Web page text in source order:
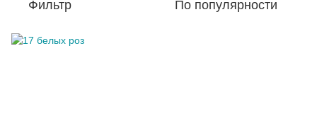
Фильтр По популярности